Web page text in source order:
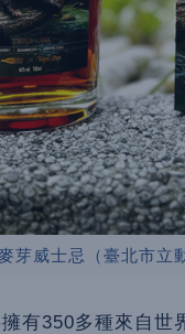
芽威士忌（臺北市立
有350多種來自